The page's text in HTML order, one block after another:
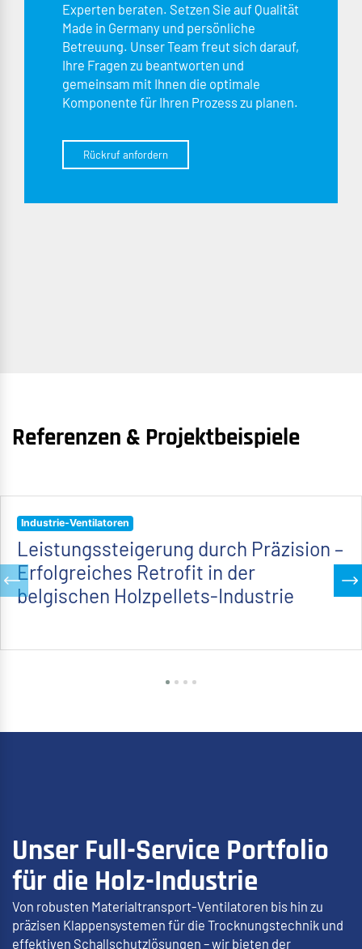
Experten beraten. Setzen Sie auf Qualität
Made in Germany und persönliche
Betreuung. Unser Team freut sich darauf,
Ihre Fragen zu beantworten und
gemeinsam mit Ihnen die optimale
Komponente für Ihren Prozess zu planen.
Rückruf anfordern
Referenzen & Projektbeispiele
Industrie-Ventilatoren
Leistungssteigerung durch Präzision –
Erfolgreiches Retrofit in der
belgischen Holzpellets-Industrie
Unser Full-Service Portfolio
für die Holz-Industrie
Von robusten Materialtransport-Ventilatoren bis hin zu
präzisen Klappensystemen für die Trocknungstechnik und
effektiven Schallschutzlösungen – wir bieten der